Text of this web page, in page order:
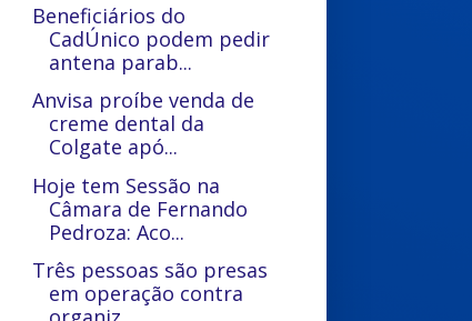
Beneficiários do
CadÚnico podem pedir
antena parab...
Anvisa proíbe venda de
creme dental da
Colgate apó...
Hoje tem Sessão na
Câmara de Fernando
Pedroza: Aco...
Três pessoas são presas
em operação contra